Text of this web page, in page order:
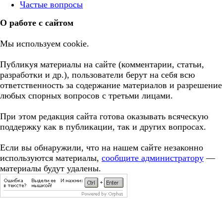
Частые вопросы
О работе с сайтом
Мы используем cookie.
Публикуя материалы на сайте (комментарии, статьи,
разработки и др.), пользователи берут на себя всю
ответственность за содержание материалов и разрешение
любых спорных вопросов с третьми лицами.
При этом редакция сайта готова оказывать всяческую
поддержку как в публикации, так и других вопросах.
Если вы обнаружили, что на нашем сайте незаконно
используются материалы, сообщите администратору —
материалы будут удалены.